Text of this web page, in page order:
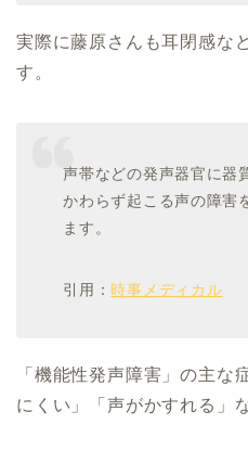
実際に藤原さんも耳閉感な
す。
声帯などの発声器官に器
かわらず起こる声の障害
ます。
引用： 時事メディカル
「機能性発声障害」の主な
にくい」「声がかすれる」